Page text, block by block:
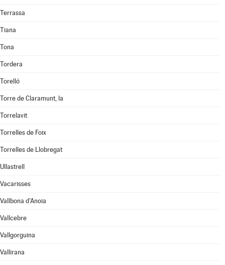
Terrassa
Tiana
Tona
Tordera
Torelló
Torre de Claramunt, la
Torrelavit
Torrelles de Foix
Torrelles de Llobregat
Ullastrell
Vacarisses
Vallbona d'Anoia
Vallcebre
Vallgorguina
Vallirana